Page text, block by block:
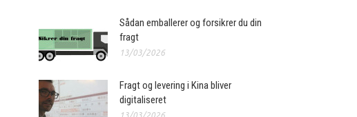
Sådan emballerer og forsikrer du din
fragt
13/03/2026
Fragt og levering i Kina bliver
digitaliseret